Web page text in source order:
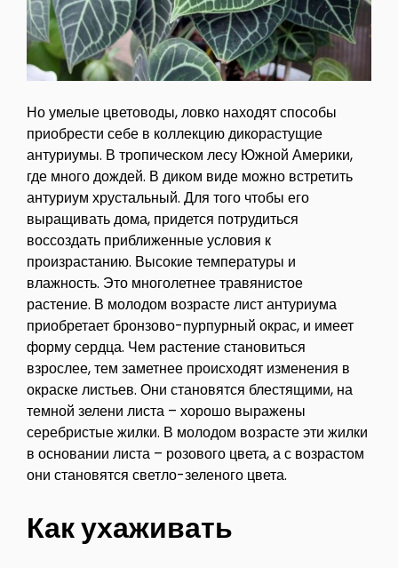
Но умелые цветоводы, ловко находят способы
приобрести себе в коллекцию дикорастущие
антуриумы. В тропическом лесу Южной Америки,
где много дождей. В диком виде можно встретить
антуриум хрустальный. Для того чтобы его
выращивать дома, придется потрудиться
воссоздать приближенные условия к
произрастанию. Высокие температуры и
влажность. Это многолетнее травянистое
растение. В молодом возрасте лист антуриума
приобретает бронзово-пурпурный окрас, и имеет
форму сердца. Чем растение становиться
взрослее, тем заметнее происходят изменения в
окраске листьев. Они становятся блестящими, на
темной зелени листа – хорошо выражены
серебристые жилки. В молодом возрасте эти жилки
в основании листа – розового цвета, а с возрастом
они становятся светло-зеленого цвета.
Как ухаживать